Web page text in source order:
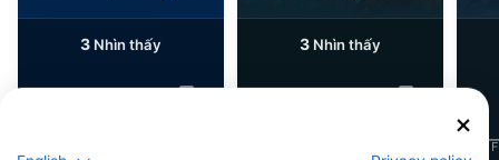
3 Nhìn thấy 3 Nhìn thấy
F